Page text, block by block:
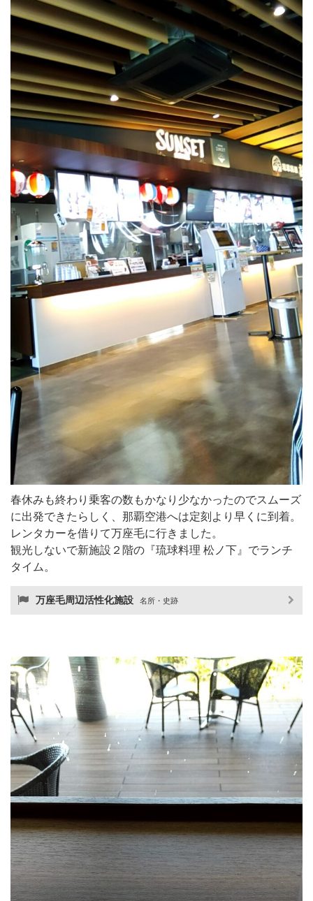
春休みも終わり乗客の数もかなり少なかったのでスムーズ
に出発できたらしく、那覇空港へは定刻より早くに到着。
レンタカーを借りて万座毛に行きました。
観光しないで新施設２階の『琉球料理 松ノ下』でランチ
タイム。
万座毛周辺活性化施設 名所・史跡